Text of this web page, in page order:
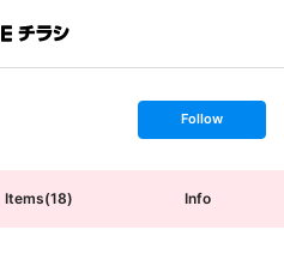
s
t
o
Follow
Items(18) Info